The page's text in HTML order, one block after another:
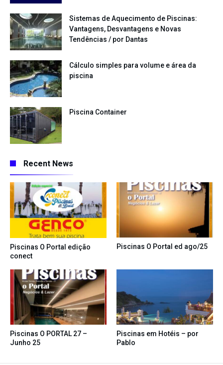
Sistemas de Aquecimento de Piscinas:
Vantagens, Desvantagens e Novas
Tendências / por Dantas
Cálculo simples para volume e área da
piscina
Piscina Container
Recent News
Piscinas O Portal edição
conect
Piscinas O Portal ed ago/25
Piscinas O PORTAL 27 –
Junho 25
Piscinas em Hotéis – por
Pablo